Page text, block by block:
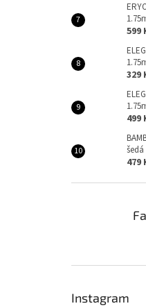
599
329
499
479
Instagram